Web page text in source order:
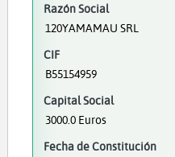
Razón Social
120YAMAMAU SRL
CIF
B55154959
Capital Social
3000.0 Euros
Fecha de Constitución